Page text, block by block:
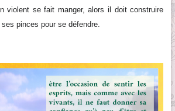
violent se fait manger, alors il doit construire
pinces pour se défendre.